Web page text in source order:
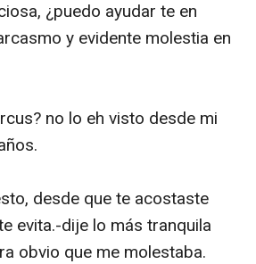
¿puedo ayudar te en
y evidente molestia en
no lo eh visto desde mi
desde que te acostaste
evita.-dije lo más tranquila
obvio que me molestaba.